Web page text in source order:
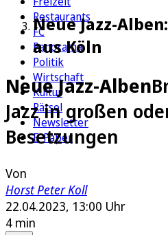
Restaurants
FC
Panorama
Politik
Wirtschaft
Kultur
Rätsel
Newsletter
E-Paper
Neue Jazz-
aus Köln
Neue Jazz-Alben
Jazz in großen
Besetzungen
Von
Horst Peter Koll
22.04.2023, 13:00 Uhr
4 min